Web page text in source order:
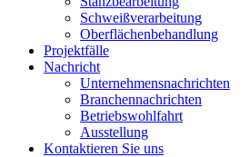
Schweißverarbeitung
Oberflächenbehandlung
Projektfälle
Nachricht
Unternehmensnachrichten
Branchennachrichten
Betriebswohlfahrt
Ausstellung
Kontaktieren Sie uns